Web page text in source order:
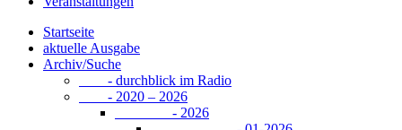
Startseite
aktuelle Ausgabe
Archiv/Suche
- durchblick im Radio
- 2020 – 2026
- 2026